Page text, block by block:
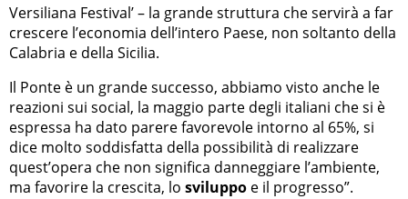
Versiliana Festival’ – la grande struttura che servirà a far
crescere l’economia dell’intero Paese, non soltanto della
Calabria e della Sicilia.
Il Ponte è un grande successo, abbiamo visto anche le
reazioni sui social, la maggio parte degli italiani che si è
espressa ha dato parere favorevole intorno al 65%, si
dice molto soddisfatta della possibilità di realizzare
quest’opera che non significa danneggiare l’ambiente,
ma favorire la crescita, lo sviluppo e il progresso”.